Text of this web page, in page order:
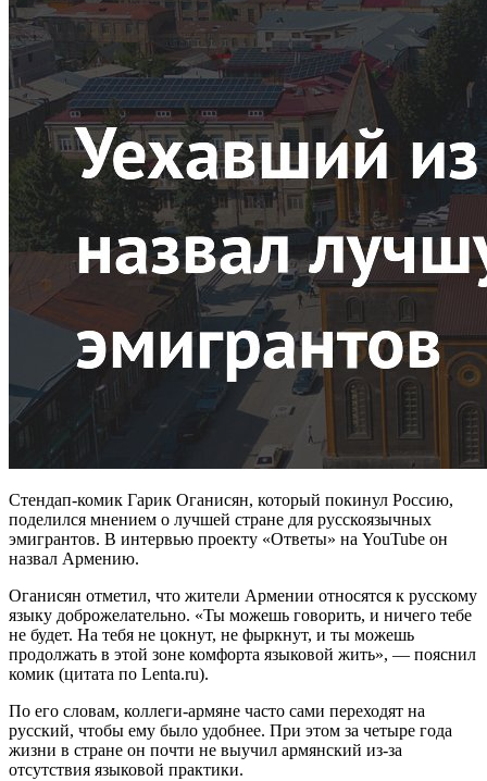
Стендап-комик Гарик Оганисян, который покинул Россию,
поделился мнением о лучшей стране для русскоязычных
эмигрантов. В интервью проекту «Ответы» на YouTube он
назвал Армению.
Оганисян отметил, что жители Армении относятся к русскому
языку доброжелательно. «Ты можешь говорить, и ничего тебе
не будет. На тебя не цокнут, не фыркнут, и ты можешь
продолжать в этой зоне комфорта языковой жить», — пояснил
комик (цитата по Lenta.ru).
По его словам, коллеги-армяне часто сами переходят на
русский, чтобы ему было удобнее. При этом за четыре года
жизни в стране он почти не выучил армянский из-за
отсутствия языковой практики.